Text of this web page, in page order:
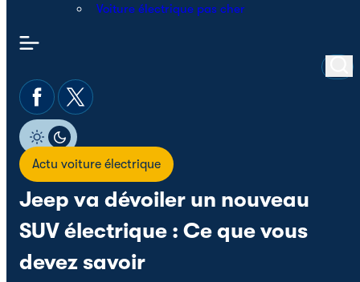
Voiture électrique pas cher
Actu voiture électrique
Jeep va dévoiler un nouveau
SUV électrique : Ce que vous
devez savoir